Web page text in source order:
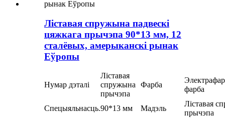
Ліставая спружына падвескі
цяжкага прычэпа 90*13 мм, 12
сталёвых, амерыканскі рынак
Еўропы
Нумар дэталі
Ліставая
спружына
прычэпа
Фарба
фарба
Спецыяльнасць.90*13 мм Мадэль
Ліставая
прычэпа